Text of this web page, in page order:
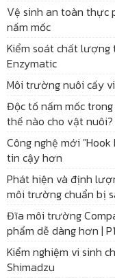
Vệ sinh an toàn thực
nấm mốc
Kiểm soát chất
Enzymatic
Môi trường nuôi cấy
Độc tố nấm mốc
thế nào cho vật nuôi?
Công nghệ mới
tin cậy hơn
Phát hiện và định
môi trường chuẩn bị
Đĩa môi trường
phẩm dễ dàng hơn | P1
Kiểm nghiệm vi sinh
Shimadzu